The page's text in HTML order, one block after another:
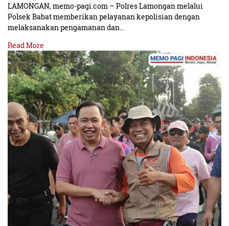
LAMONGAN, memo-pagi.com – Polres Lamongan melalui
Polsek Babat memberikan pelayanan kepolisian dengan
melaksanakan pengamanan dan…
Read More